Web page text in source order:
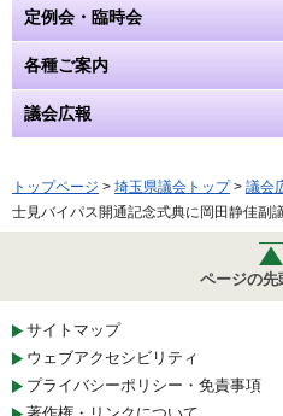
定例会・臨時会
各種ご案内
議会広報
トップページ > 埼玉県議会トップ> 議会
士見バイパス開通記念式典に岡田静佳副
ページの先
サイトマップ
ウェブアクセシビリティ
プライバシーポリシー・免責事項